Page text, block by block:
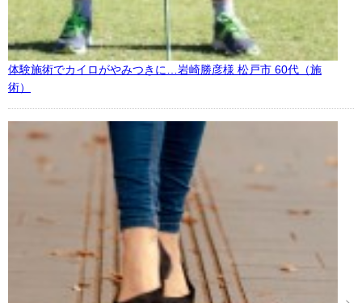
体験施術でカイロがやみつきに…岩崎勝彦様 松戸市 60代（施
術）